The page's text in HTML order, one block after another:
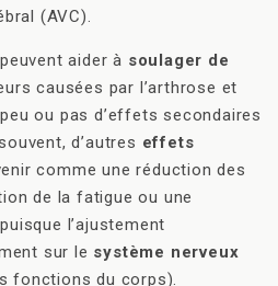
(AVC).
aider à soulager de
causées par l’arthrose et
ou pas d’effets secondaires
d’autres effets
comme une réduction des
de la fatigue ou une
l’ajustement
sur le système nerveux
fonctions du corps).